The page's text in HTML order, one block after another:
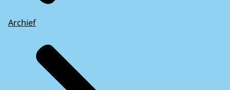
Archief